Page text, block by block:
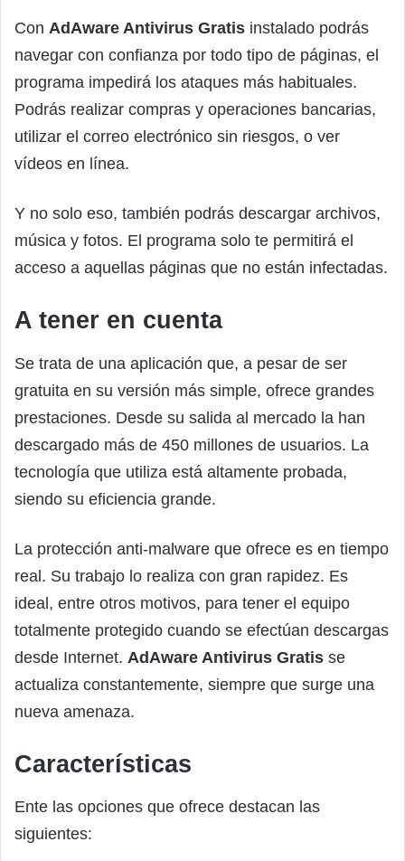
Con AdAware Antivirus Gratis instalado podrás
navegar con confianza por todo tipo de páginas, el
programa impedirá los ataques más habituales.
Podrás realizar compras y operaciones bancarias,
utilizar el correo electrónico sin riesgos, o ver
vídeos en línea.
Y no solo eso, también podrás descargar archivos,
música y fotos. El programa solo te permitirá el
acceso a aquellas páginas que no están infectadas.
A tener en cuenta
Se trata de una aplicación que, a pesar de ser
gratuita en su versión más simple, ofrece grandes
prestaciones. Desde su salida al mercado la han
descargado más de 450 millones de usuarios. La
tecnología que utiliza está altamente probada,
siendo su eficiencia grande.
La protección anti-malware que ofrece es en tiempo
real. Su trabajo lo realiza con gran rapidez. Es
ideal, entre otros motivos, para tener el equipo
totalmente protegido cuando se efectúan descargas
desde Internet. AdAware Antivirus Gratis se
actualiza constantemente, siempre que surge una
nueva amenaza.
Características
Ente las opciones que ofrece destacan las
siguientes: